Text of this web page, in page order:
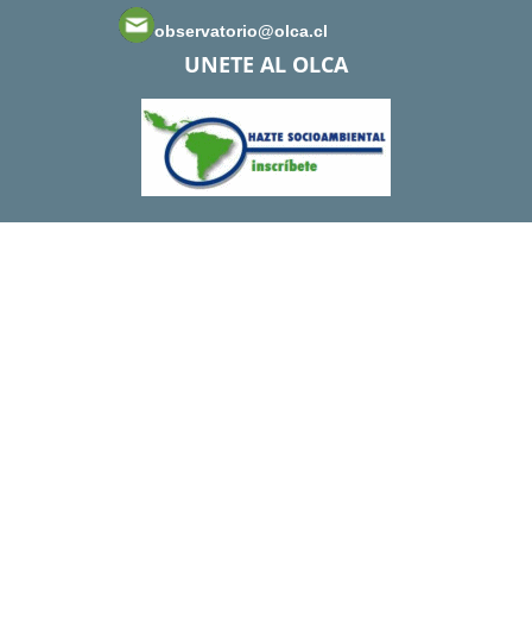
observatorio@olca.cl
UNETE AL OLCA